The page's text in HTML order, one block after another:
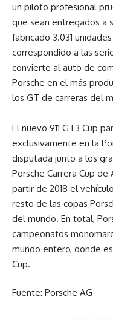
un piloto profesional
que sean entregados a
fabricado 3.031
correspondido a las
convierte al auto de
Porsche en el más
los GT de carreras del
El nuevo 911 GT3 Cup
exclusivamente en la
disputada junto a los
Porsche Carrera Cup
partir de 2018 el
resto de las copas
del mundo. En total,
campeonatos
mundo entero, donde
Cup.
Fuente: Porsche AG